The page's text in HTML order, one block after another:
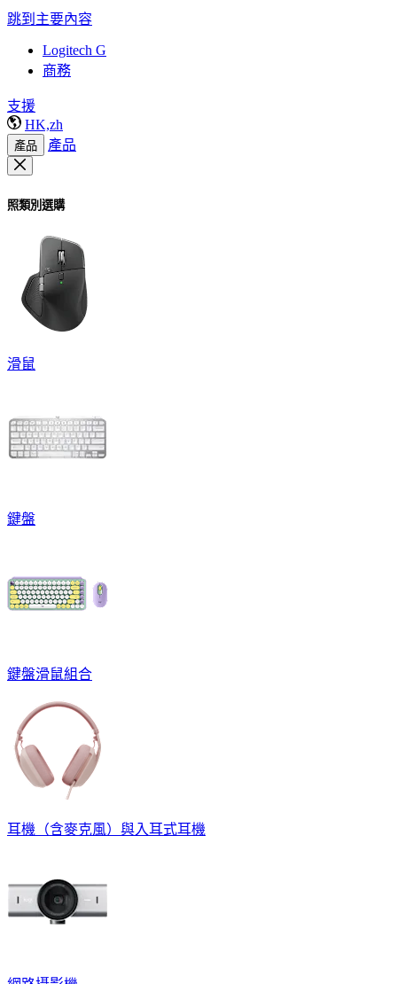
跳到主要內容
Logitech G
商務
支援
HK,zh
產品 產品
照類別選購
滑鼠
鍵盤
鍵盤滑鼠組合
耳機（含麥克風）與入耳式耳機